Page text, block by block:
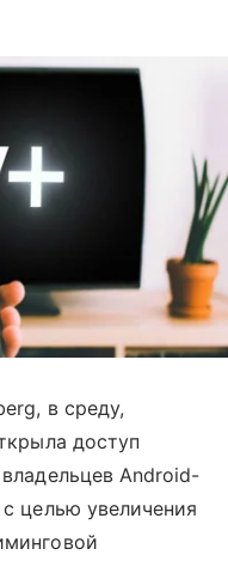
в среду,
доступ
Android-
целью увеличения